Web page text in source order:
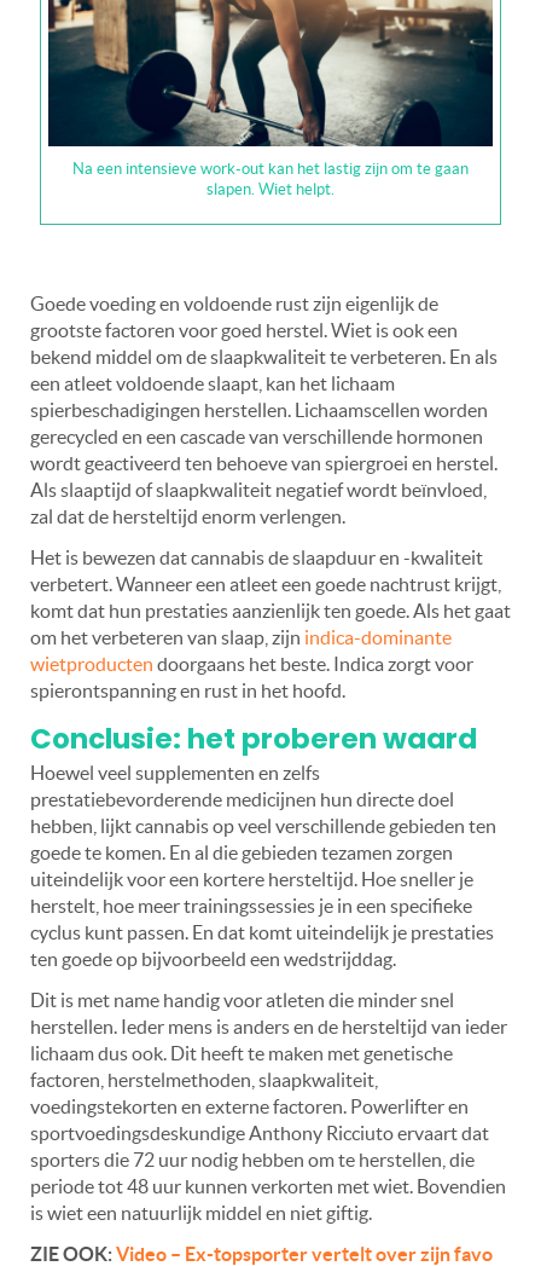
Na een intensieve work-out kan het lastig zijn om te gaan
slapen. Wiet helpt.
Goede voeding en voldoende rust zijn eigenlijk de
grootste factoren voor goed herstel. Wiet is ook een
bekend middel om de slaapkwaliteit te verbeteren. En als
een atleet voldoende slaapt, kan het lichaam
spierbeschadigingen herstellen. Lichaamscellen worden
gerecycled en een cascade van verschillende hormonen
wordt geactiveerd ten behoeve van spiergroei en herstel.
Als slaaptijd of slaapkwaliteit negatief wordt beïnvloed,
zal dat de hersteltijd enorm verlengen.
Het is bewezen dat cannabis de slaapduur en -kwaliteit
verbetert. Wanneer een atleet een goede nachtrust krijgt,
komt dat hun prestaties aanzienlijk ten goede. Als het gaat
om het verbeteren van slaap, zijn indica-dominante
wietproducten doorgaans het beste. Indica zorgt voor
spierontspanning en rust in het hoofd.
Conclusie: het proberen waard
Hoewel veel supplementen en zelfs
prestatiebevorderende medicijnen hun directe doel
hebben, lijkt cannabis op veel verschillende gebieden ten
goede te komen. En al die gebieden tezamen zorgen
uiteindelijk voor een kortere hersteltijd. Hoe sneller je
herstelt, hoe meer trainingssessies je in een specifieke
cyclus kunt passen. En dat komt uiteindelijk je prestaties
ten goede op bijvoorbeeld een wedstrijddag.
Dit is met name handig voor atleten die minder snel
herstellen. Ieder mens is anders en de hersteltijd van ieder
lichaam dus ook. Dit heeft te maken met genetische
factoren, herstelmethoden, slaapkwaliteit,
voedingstekorten en externe factoren. Powerlifter en
sportvoedingsdeskundige Anthony Ricciuto ervaart dat
sporters die 72 uur nodig hebben om te herstellen, die
periode tot 48 uur kunnen verkorten met wiet. Bovendien
is wiet een natuurlijk middel en niet giftig.
ZIE OOK:Video – Ex-topsporter vertelt over zijn favo